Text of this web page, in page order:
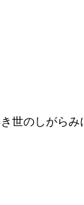
のしがら